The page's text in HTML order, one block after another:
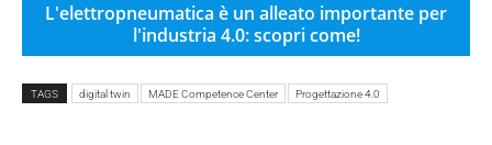
L'elettropneumatica è un alleato importante per
l'industria 4.0: scopri come!
TAGS digital twin MADE Competence Center Progettazione 4.0